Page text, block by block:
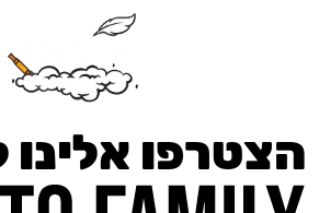
הצטרפו אלינו